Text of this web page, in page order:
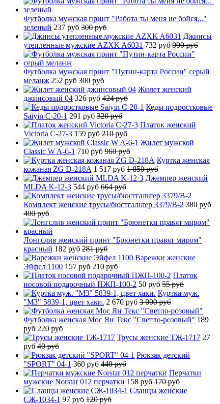
Футболка мужская принт "Работа ты меня не бойся..."
зеленый 237 руб 300 руб
Джинсы
утепленные мужские AZXK A6031 732 руб 990 руб
Футболка мужская принт "Путин-карта России" серый
меланж 252 руб 300 руб
Жилет женский
джинсовый 04 326 руб 424 руб
Кеды подростковые
Saiyin C-20-1 291 руб 320 руб
Платок женский
Victoria C-27-3 159 руб 210 руб
Жилет мужской
Classic W A-6-1 710 руб 960 руб
Куртка женская
кожаная ZG D-218A 1 517 руб 1 850 руб
Джемпер женский
MLDA K-12-3 544 руб 664 руб
Комплект женские трусы/бюстгальтер 3379/B-2 380 руб
400 руб
Лонгслив женский принт "Брюнетки правят миром"
красный 182 руб 281 руб
Варежки женские
Эйфел 1100 157 руб 210 руб
Платок
носовой подарочный ПЖП-100-2 50 руб 55 руб
Куртка муж.
"М3" 5839-1, цвет хаки. 2 670 руб 3 000 руб
Футболка женская Мос Ян Текс "Светло-розовый" 189
руб 220 руб
Трусы женские ТЖ-1717 27
руб 40 руб
Рюкзак детский
"SPORT" 04-1 360 руб 440 руб
Перчатки
мужские Norstar 012 перчатки 158 руб 170 руб
Сланцы женские
СЖ-1034-1 97 руб 120 руб